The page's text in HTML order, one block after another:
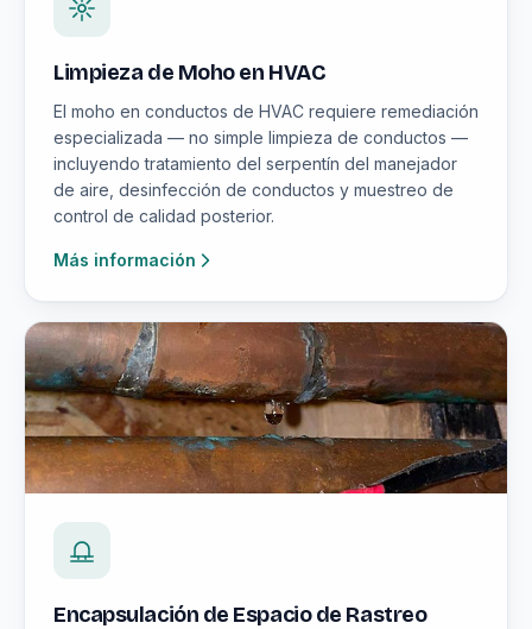
Limpieza de Moho en HVAC
El moho en conductos de HVAC requiere remediación
especializada — no simple limpieza de conductos —
incluyendo tratamiento del serpentín del manejador
de aire, desinfección de conductos y muestreo de
control de calidad posterior.
Más información
Encapsulación de Espacio de Rastreo